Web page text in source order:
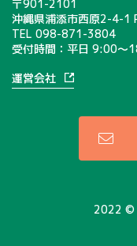
〒901-2101
沖縄県浦添市西原2-4-1
TEL 098-871-3804
受付時間：平日 9:00〜
運営会社
2022 ©